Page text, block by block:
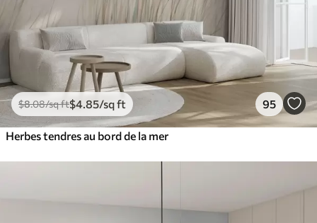
$8.08/sq ft$4 .85/sq ft 95
Herbes tendres au bord de la mer